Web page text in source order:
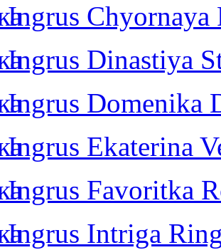
Ingrus Chyornaya
Ingrus Dinastiya
Ingrus Domenika
Ingrus Ekaterina
Ingrus Favoritka
Ingrus Intriga